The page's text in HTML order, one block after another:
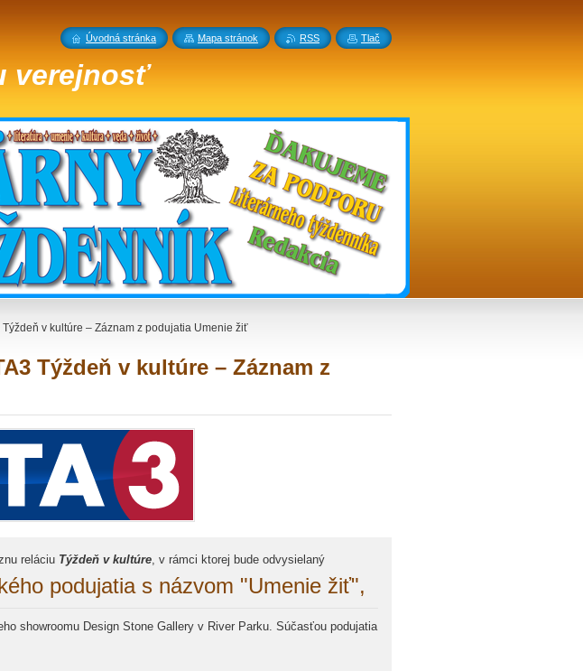
verejnosť
Týždeň v kultúre – Záznam z podujatia Umenie žiť
Týždeň v kultúre – Záznam z
reláciu Týždeň v kultúre, v rámci ktorej bude odvysielaný
podujatia s názvom "Umenie žiť",
showroomu Design Stone Gallery v River Parku. Súčasťou podujatia
Úvodná stránka Mapa stránok RSS Tlač